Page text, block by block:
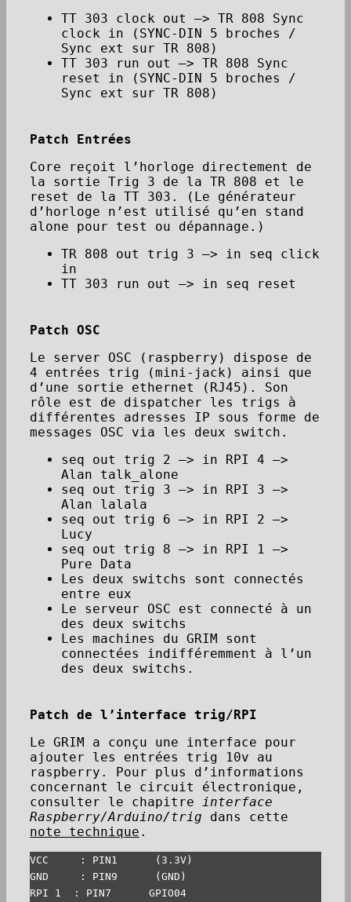
TT 303 clock out —> TR 808 Sync
clock in (SYNC-DIN 5 broches /
Sync ext sur TR 808)
TT 303 run out —> TR 808 Sync
reset in (SYNC-DIN 5 broches /
Sync ext sur TR 808)
Patch Entrées
Core reçoit l’horloge directement de
la sortie Trig 3 de la TR 808 et le
reset de la TT 303. (Le générateur
d’horloge n’est utilisé qu’en stand
alone pour test ou dépannage.)
TR 808 out trig 3 —> in seq click
in
TT 303 run out —> in seq reset
Patch OSC
Le server OSC (raspberry) dispose de
4 entrées trig (mini-jack) ainsi que
d’une sortie ethernet (RJ45). Son
rôle est de dispatcher les trigs à
différentes adresses IP sous forme de
messages OSC via les deux switch.
seq out trig 2 —> in RPI 4 —>
Alan talk_alone
seq out trig 3 —> in RPI 3 —>
Alan lalala
seq out trig 6 —> in RPI 2 —>
Lucy
seq out trig 8 —> in RPI 1 —>
Pure Data
Les deux switchs sont connectés
entre eux
Le serveur OSC est connecté à un
des deux switchs
Les machines du GRIM sont
connectées indifféremment à l’un
des deux switchs.
Patch de l’interface trig/RPI
Le GRIM a conçu une interface pour
ajouter les entrées trig 10v au
raspberry. Pour plus d’informations
concernant le circuit électronique,
consulter le chapitre interface
Raspberry/Arduino/trig dans cette
note technique .
VCC     : PIN1      (3.3V)
GND     : PIN9      (GND)
RPI 1  : PIN7      GPIO04